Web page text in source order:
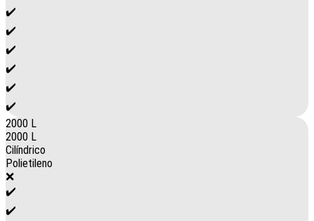
✔️
✔️
✔️
✔️
✔️
✔️
2000 L
2000 L
Cilíndrico
Polietileno
❌
✔️
✔️